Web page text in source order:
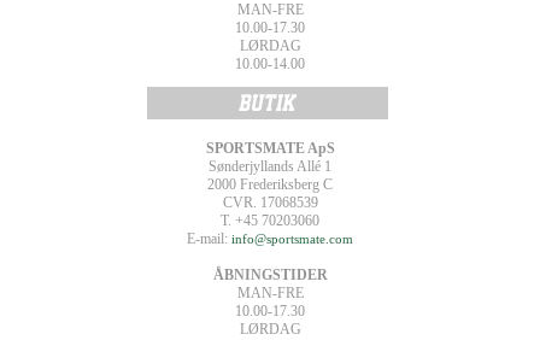
MAN-FRE
10.00-17.30
LØRDAG
10.00-14.00
SPORTSMATE ApS
Sønderjyllands Allé 1
2000 Frederiksberg C
CVR. 17068539
T. +45 70203060
E-mail: info@sportsmate.com
ÅBNINGSTIDER
MAN-FRE
10.00-17.30
LØRDAG